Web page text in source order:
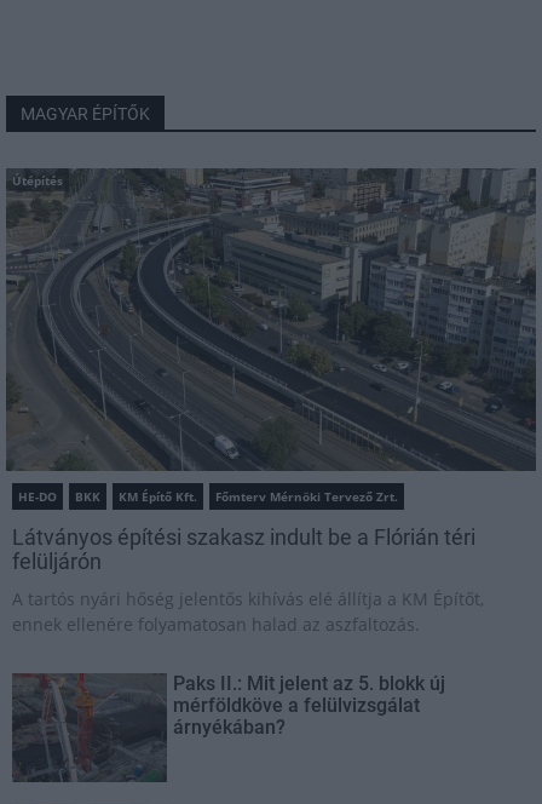
MAGYAR ÉPÍTŐK
Útépítés
HE-DO BKK KM Építő Kft. Főmterv Mérnöki Tervező Zrt.
Látványos építési szakasz indult be a Flórián téri
felüljárón
A tartós nyári hőség jelentős kihívás elé állítja a KM Építőt,
ennek ellenére folyamatosan halad az aszfaltozás.
Paks II.: Mit jelent az 5. blokk új
mérföldköve a felülvizsgálat
árnyékában?